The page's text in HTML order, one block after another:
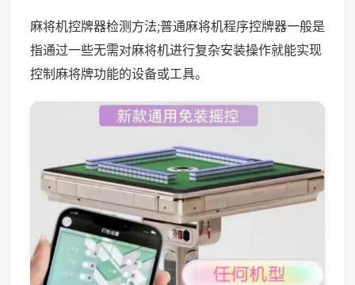
麻将机控牌器检测方法;普通麻将机程序控牌器一般是
指通过一些无需对麻将机进行复杂安装操作就能实现
控制麻将牌功能的设备或工具。